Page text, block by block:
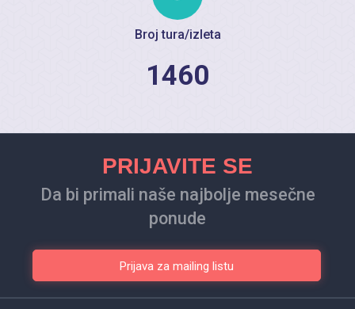
Broj tura/izleta
1460
PRIJAVITE SE
Da bi primali naše najbolje mesečne
ponude
Prijava za mailing listu